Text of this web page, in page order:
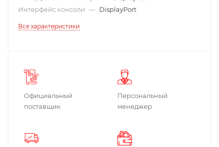
Интерфейс консоли — DisplayPort
Все характеристики
Официальный
поставщик
Персональный
менеджер